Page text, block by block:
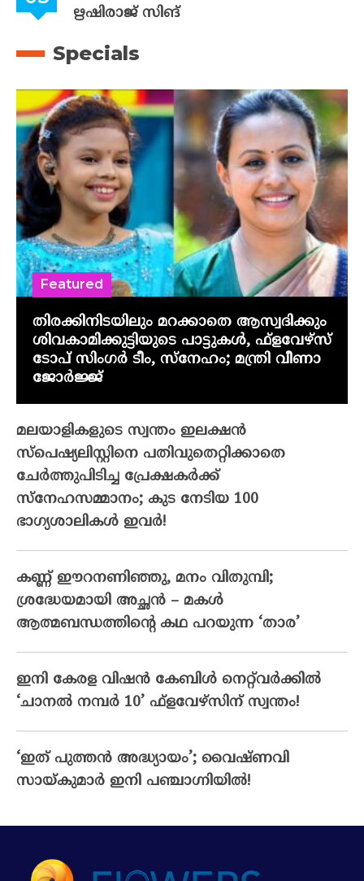
ഋഷിരാജ് സിങ്
Specials
തിരക്കിനിടയിലും മറക്കാതെ ആസ്വദിക്കും
ശിവകാമിക്കുട്ടിയുടെ പാട്ടുകൾ, ഫ്‌ളവേഴ്‌സ്
ടോപ് സിംഗർ ടീം, സ്നേഹം; മന്ത്രി വീണാ
ജോർജ്ജ്
Featured
മലയാളികളുടെ സ്വന്തം ഇലക്ഷന്‍
സ്‌പെഷ്യലിസ്റ്റിനെ പതിവുതെറ്റിക്കാതെ
ചേര്‍ത്തുപിടിച്ച പ്രേക്ഷകര്‍ക്ക്
സ്‌നേഹസമ്മാനം; കുട നേടിയ 100
ഭാഗ്യശാലികള്‍ ഇവര്‍!
കണ്ണ് ഈറനണിഞ്ഞു, മനം വിതുമ്പി;
ശ്രദ്ധേയമായി അച്ഛൻ – മകൾ
ആത്മബന്ധത്തിന്റെ കഥ പറയുന്ന ‘താര’
ഇനി കേരള വിഷൻ കേബിൾ നെറ്റ്‌വർക്കിൽ
‘ചാനൽ നമ്പർ 10’ ഫ്‌ളവേഴ്‌സിന് സ്വന്തം!
‘ഇത് പുത്തൻ അദ്ധ്യായം’; വൈഷ്‌ണവി
സായ്‌കുമാർ ഇനി പഞ്ചാഗ്നിയിൽ!